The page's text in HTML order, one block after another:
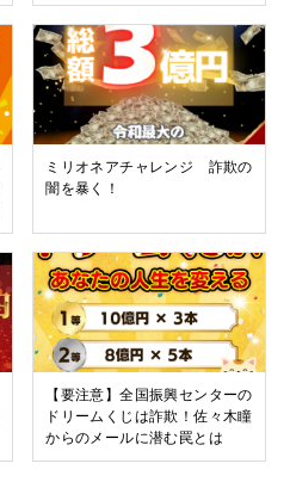
ミリオネアチャレンジ 詐欺の
闇を暴く！
【要注意】全国振興センターの
ドリームくじは詐欺！佐々木瞳
からのメールに潜む罠とは